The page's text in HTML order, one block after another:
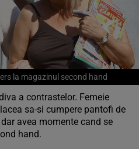
la magazinul second hand
a contrastelor. Femeie
sa-si cumpere pantofi de
avea momente cand se
hand.